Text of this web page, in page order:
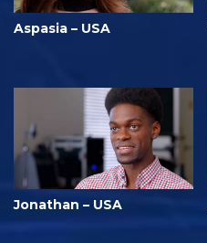
Aspasia – USA
Jonathan – USA